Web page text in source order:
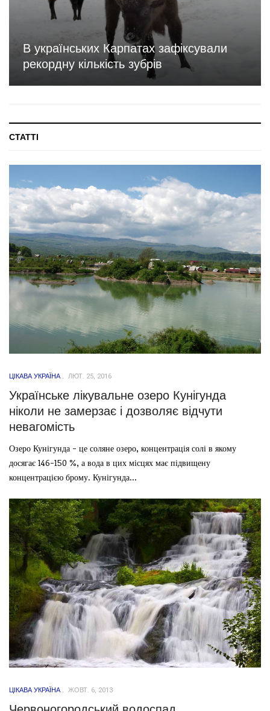
В українських Карпатах зафіксували
рекордну кількість зубрів
СТАТТІ
ЦІКАВА УКРАЇНА ЛЮТ. 25, 2016
Українське лікувальне озеро Кунігунда
ніколи не замерзає і дозволяє відчути
невагомість
Озеро Кунігунда - це соляне озеро, концентрація солі в якому
досягає 146-150 %, а вода в цих місцях має підвищену
концентрацією брому. Кунігунда...
ЦІКАВА УКРАЇНА ЖОВТ. 6, 2013